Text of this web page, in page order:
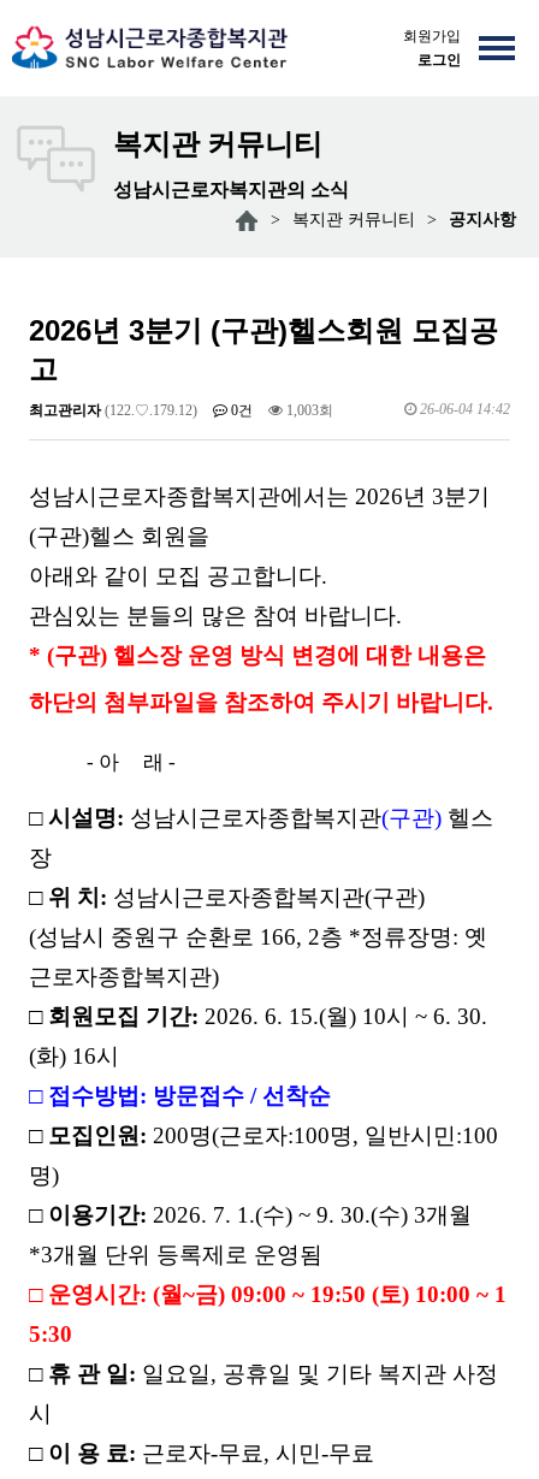
회원가입
로그인
복지관 커뮤니티
성남시근로자복지관의 소식
> 복지관 커뮤니티 > 공지사항
2026년 3분기 (구관)헬스회원 모집공
고
최고관리자(122.♡.179.12) 0건 1,003회 26-06-04 14:42
성남시근로자종합복지관에서는 2026년 3분기
(구관)헬스 회원을
아래와 같이 모집 공고합니다.
관심있는 분들의 많은 참여 바랍니다.
* ​(구관) 헬스장 운영 방식 변경에 대한 내용은
하단의 첨부파일을 참조하여 주시기 바랍니다.
- 아 래 -
□시설명: 성남시근로자종합복지관(구관) 헬스
장
□ 위 치 : 성남시근로자종합복지관(구관)
(성남시 중원구 순환로 166, 2층 *정류장명: 옛
근로자종합복지관)
□ 회원모집 기간: 2026. 6. 15.(월) 10시~ 6. 30.
(화) 16시
□ 접수방법 : 방문접수/선착순
□ 모집인원 : 200명(근로자:100명, 일반시민:100
명)
□ 이용기간: 2026. 7. 1.(수) ~ 9. 30.(수) 3개월
*3개월 단위 등록제로 운영됨
□ 운영시간: (월~금) 09:00 ~ 19:50 (토) 10:00 ~ 1
5:30
□ 휴 관 일 : 일요일, 공휴일 및 기타 복지관 사정
시
□ 이 용 료: 근로자-무료,시민-무료